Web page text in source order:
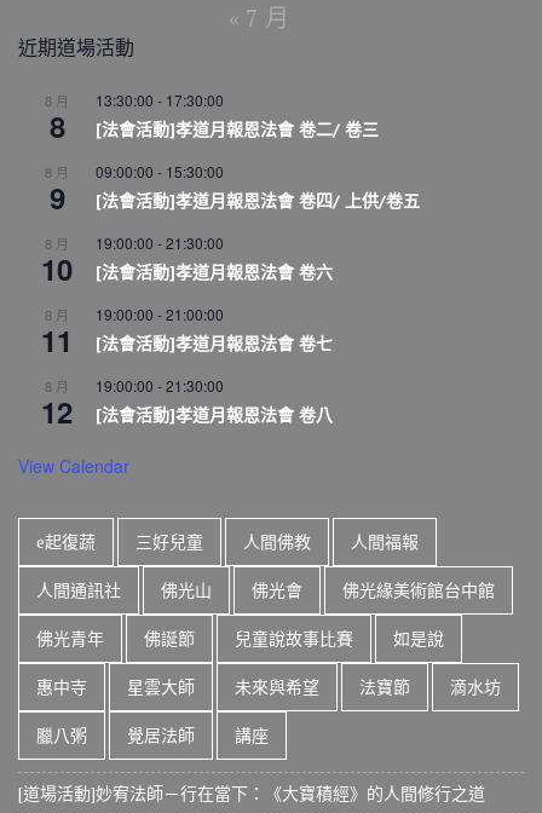
« 7 月
近期道場活動
8 月
8
13:30:00 - 17:30:00
[法會活動]孝道月報恩法會 卷二/ 卷三
8 月
9
09:00:00 - 15:30:00
[法會活動]孝道月報恩法會 卷四/ 上供/卷五
8 月
10
19:00:00 -21:30:00
[法會活動]孝道月報恩法會 卷六
8 月
11
19:00:00 -21:00:00
[法會活動]孝道月報恩法會 卷七
8 月
12
19:00:00 -21:30:00
[法會活動]孝道月報恩法會 卷八
View Calendar
e起復蔬 三好兒童 人間佛教 人間福報
人間通訊社 佛光山 佛光會 佛光緣美術館台中館
佛光青年 佛誕節 兒童說故事比賽 如是說
惠中寺 星雲大師 未來與希望 法寶節 滴水坊
臘八粥 覺居法師 講座
[道場活動]妙宥法師－行在當下：《大寶積經》的人間修行之道